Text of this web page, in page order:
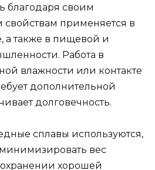
благодаря своим
применяется в
а также в пищевой и
Работа в
влажности или контакте
дополнительной
долговечность.
сплавы используются,
вес
хорошей